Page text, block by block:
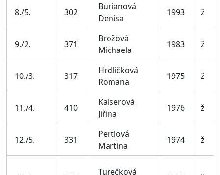
8./5. 302
Burianová
Denisa
1993 ž
9./2. 371
Brožová
Michaela
1983 ž
10./3. 317
Hrdličková
Romana
1975 ž
11./4. 410
Kaiserová
Jiřina
1976 ž
12./5. 331
Pertlová
Martina
1974 ž
Turečková